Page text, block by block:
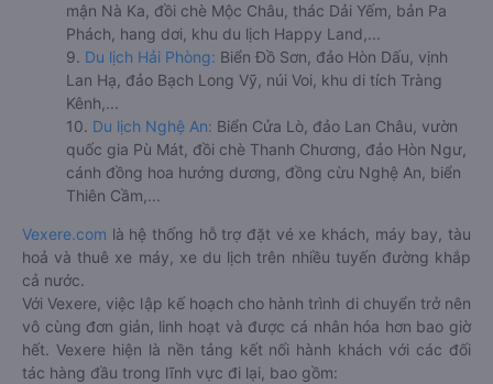
mận Nà Ka, đồi chè Mộc Châu, thác Dải Yếm, bản Pa
Phách, hang dơi, khu du lịch Happy Land,...
9. Du lịch Hải Phòng: Biển Đồ Sơn, đảo Hòn Dấu, vịnh
Lan Hạ, đảo Bạch Long Vỹ, núi Voi, khu di tích Tràng
Kênh,...
10. Du lịch Nghệ An: Biển Cửa Lò, đảo Lan Châu, vườn
quốc gia Pù Mát, đồi chè Thanh Chương, đảo Hòn Ngư,
cánh đồng hoa hướng dương, đồng cừu Nghệ An, biển
Thiên Cầm,...
Vexere.com là hệ thống hỗ trợ đặt vé xe khách, máy bay, tàu
hoả và thuê xe máy, xe du lịch trên nhiều tuyến đường khắp
cả nước.
Với Vexere, việc lập kế hoạch cho hành trình di chuyển trở nên
vô cùng đơn giản, linh hoạt và được cá nhân hóa hơn bao giờ
hết. Vexere hiện là nền tảng kết nối hành khách với các đối
tác hàng đầu trong lĩnh vực đi lại, bao gồm: